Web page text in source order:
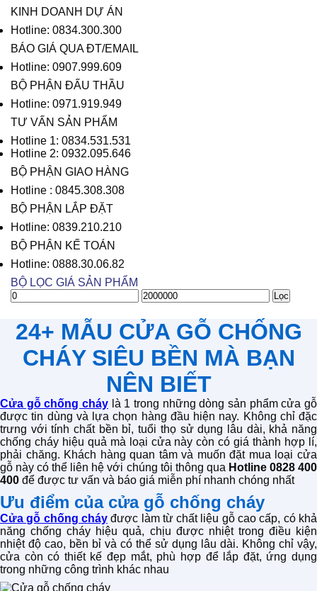
KINH DOANH DỰ ÁN
Hotline: 0834.300.300
BÁO GIÁ QUA ĐT/EMAIL
Hotline: 0907.999.609
BỘ PHẬN ĐẤU THẦU
Hotline: 0971.919.949
TƯ VẤN SẢN PHẨM
Hotline 1: 0834.531.531
Hotline 2: 0932.095.646
BỘ PHẬN GIAO HÀNG
Hotline : 0845.308.308
BỘ PHẬN LẮP ĐẶT
Hotline: 0839.210.210
BỘ PHẬN KẾ TOÁN
Hotline: 0888.30.06.82
BỘ LỌC GIÁ SẢN PHẨM
Giá
Giá
nhất
Lọc
24+ MẪU CỬA GỖ CHỐNG
CHÁY SIÊU BỀN MÀ BẠN
NÊN BIẾT
Cửa gỗ chống cháy là 1 trong những dòng sản phẩm cửa gỗ
được tin dùng và lựa chọn hàng đầu hiện nay. Không chỉ đặc
trưng với tính chất bền bỉ, tuổi thọ sử dụng lâu dài, khả năng
chống cháy hiệu quả mà loại cửa này còn có giá thành hợp lí,
phải chăng. Khách hàng quan tâm và muốn đặt mua loại cửa
gỗ này có thể liên hệ với chúng tôi thông qua Hotline 0828 400
400 để được tư vấn và báo giá miễn phí nhanh chóng nhất
Ưu điểm của cửa gỗ chống cháy
Cửa gỗ chống cháyđược làm từ chất liệu gỗ cao cấp, có khả
năng chống cháy hiệu quả, chịu được nhiệt trong điều kiện
nhiệt độ cao, bền bỉ và có thể sử dụng lâu dài. Không chỉ vậy,
cửa còn có thiết kế đẹp mắt, phù hợp để lắp đặt, ứng dụng
trong những công trình khác nhau